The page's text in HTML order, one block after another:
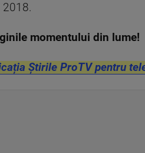
2018.
momentului din lume!
Știrile ProTV pentru